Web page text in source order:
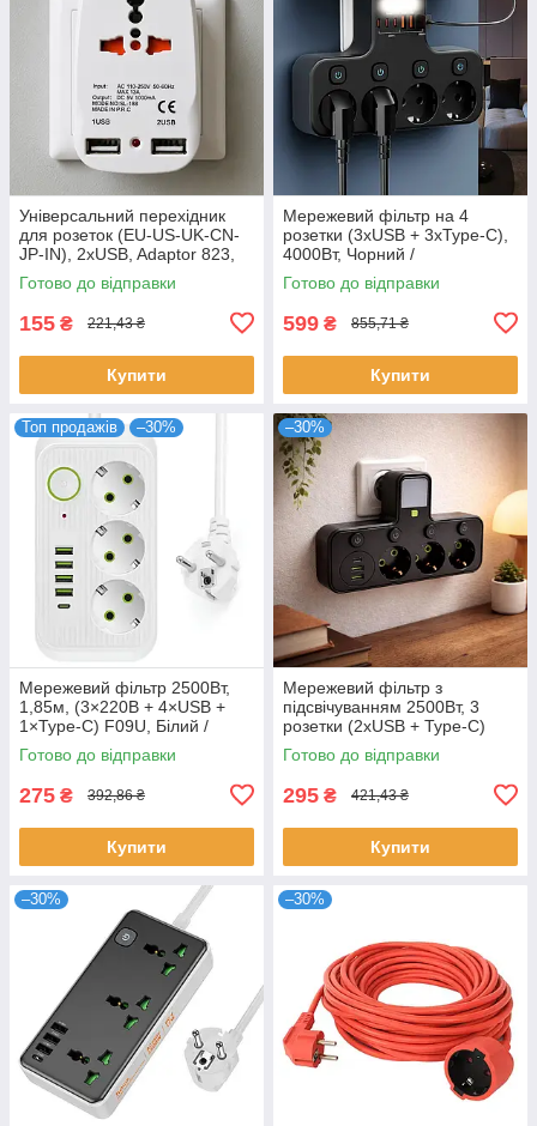
Універсальний перехідник
для розеток (EU-US-UK-CN-
JP-IN), 2хUSB, Adaptor 823,
Білий / Мережевий трійник /
Туристичний трійник
Готово до відправки
155 ₴ 221,43 ₴
Купити
Мережевий фільтр на 4
розетки (3хUSB + 3хType-C),
4000Вт, Чорний /
Розгалужувач в розетку /
Трійник з підсвіткою
Готово до відправки
599 ₴ 855,71 ₴
Купити
Топ продажів –30%
Мережевий фільтр 2500Вт,
1,85м, (3×220В + 4×USB +
1×Type-C) F09U, Білий /
Фільтр-подовжувач з
розетками
Готово до відправки
275 ₴ 392,86 ₴
Купити
–30%
Мережевий фільтр з
підсвічуванням 2500Вт, 3
розетки (2хUSB + Type-C)
J24U, Чорний / Мережевий
трійник / Розгалужувач у
Готово до відправки
295 ₴ 421,43 ₴
Купити
–30% –30%